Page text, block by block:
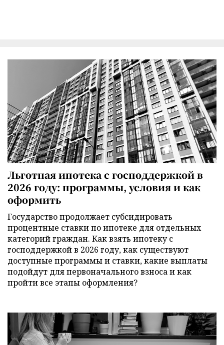
Льготная ипотека с господдержкой в
2026 году: программы, условия и как
оформить
Государство продолжает субсидировать
процентные ставки по ипотеке для отдельных
категорий граждан. Как взять ипотеку с
господдержкой в 2026 году, как существуют
доступные программы и ставки, какие выплаты
подойдут для первоначального взноса и как
пройти все этапы оформления?